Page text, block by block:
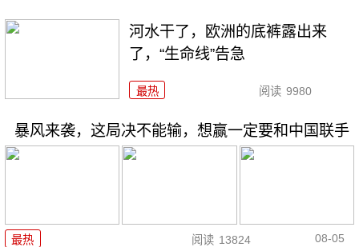
河水干了，欧洲的底裤露出来
了，“生命线”告急
最热 阅读 9980
暴风来袭，这局决不能输，想赢一定要和中国联手
最热 阅读 13824 08-05